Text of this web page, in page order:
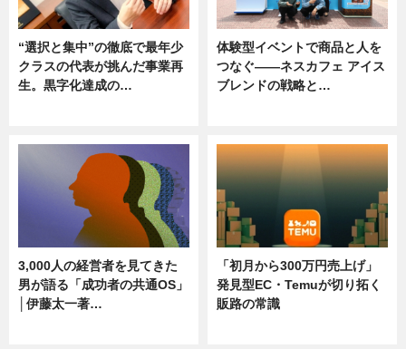
“選択と集中”の徹底で最年少
クラスの代表が挑んだ事業再
生。黒字化達成の…
体験型イベントで商品と人を
つなぐ――ネスカフェ アイス
ブレンドの戦略と…
3,000人の経営者を見てきた
男が語る「成功者の共通OS」
│伊藤太一著…
「初月から300万円売上げ」
発見型EC・Temuが切り拓く
販路の常識